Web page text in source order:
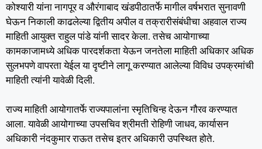
कोश्यारी यांना नागपूर व औरंगाबाद खंडपीठातर्फे मागील वर्षभरात सुनावणी
घेऊन निकाली काढलेल्या द्वितीय अपील व तक्रारीसंबंधीचा अहवाल राज्य
माहिती आयुक्त राहुल पांडे यांनी सादर केला. तसेच आयोगाच्या
कामकाजामध्ये अधिक पारदर्शकता येऊन जनतेला माहिती अधिकार अधिक
सुलभपणे वापरता येईल या दृष्टीने लागू करण्यात आलेल्या विविध उपक्रमांची
माहिती त्यांनी यावेळी दिली.
राज्य माहिती आयोगातर्फे राज्यपालांना स्मृतिचिन्ह देऊन गौरव करण्यात
आला. यावेळी आयोगाच्या उपसचिव श्रीमती रोहिणी जाधव, कार्यासन
अधिकारी नंदकुमार राऊत तसेच इतर अधिकारी उपस्थित होते.